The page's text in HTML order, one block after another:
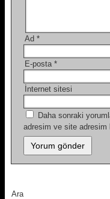
Ad *
E-posta *
İnternet sitesi
Daha sonraki
adresim ve site adresim
Ara